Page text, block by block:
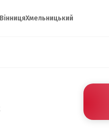
ВінницяХмельницький